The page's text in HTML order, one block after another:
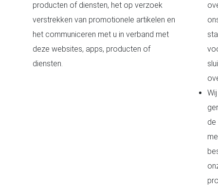
producten of diensten, het op verzoek
verstrekken van promotionele artikelen en
het communiceren met u in verband met
deze websites, apps, producten of
diensten.
de